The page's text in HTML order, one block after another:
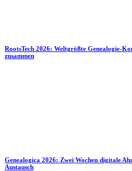
RootsTech 2026: Weltgrößte Genealogie-
zusammen
Genealogica 2026: Zwei Wochen digitale
Austausch